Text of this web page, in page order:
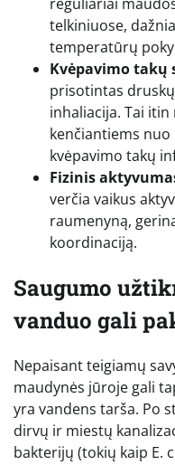
telkiniuose,
temperatūrų
Kvėpavimo takų
prisotintas
inhaliacija. Tai
kenčiantiems
kvėpavimo takų
Fizinis
verčia vaikus
raumenyną,
koordinaciją.
Saugumo
vanduo gali
Nepaisant teigiamų
maudynės jūroje gali
yra vandens tarša. Po
dirvų ir miestų
bakterijų (tokių kaip E.